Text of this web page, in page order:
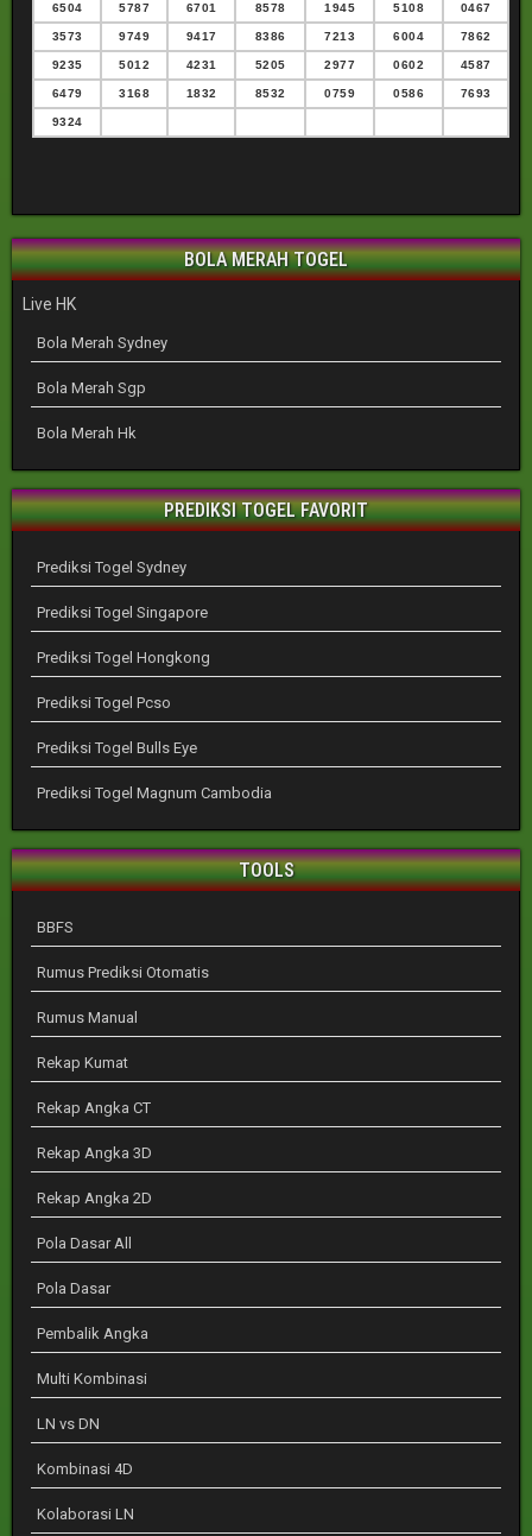
6504 5787 6701 8578 1945 5108 0467
3573 9749 9417 8386 7213 6004 7862
9235 5012 4231 5205 2977 0602 4587
6479 3168 1832 8532 0759 0586 7693
9324
BOLA MERAH TOGEL
Live HK
Bola Merah Sydney
Bola Merah Sgp
Bola Merah Hk
PREDIKSI TOGEL FAVORIT
Prediksi Togel Sydney
Prediksi Togel Singapore
Prediksi Togel Hongkong
Prediksi Togel Pcso
Prediksi Togel Bulls Eye
Prediksi Togel Magnum Cambodia
TOOLS
BBFS
Rumus Prediksi Otomatis
Rumus Manual
Rekap Kumat
Rekap Angka CT
Rekap Angka 3D
Rekap Angka 2D
Pola Dasar All
Pola Dasar
Pembalik Angka
Multi Kombinasi
LN vs DN
Kombinasi 4D
Kolaborasi LN